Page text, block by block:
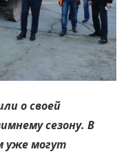
о своей
сезону. В
уже могут